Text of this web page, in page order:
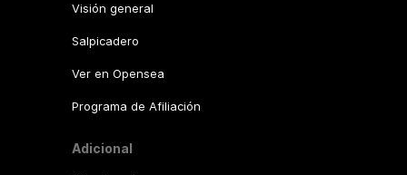
Visión general
Salpicadero
Ver en Opensea
Programa de Afiliación
Adicional